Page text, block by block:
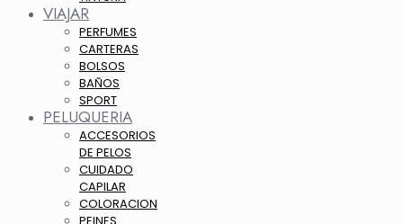
VIAJAR
PERFUMES
CARTERAS
BOLSOS
BAÑOS
SPORT
PELUQUERIA
ACCESORIOS
DE PELOS
CUIDADO
CAPILAR
COLORACION
PEINES